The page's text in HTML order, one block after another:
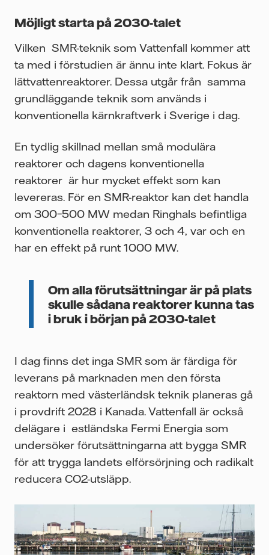
Möjligt starta på 2030-talet
Vilken SMR-teknik som Vattenfall kommer att
ta med i förstudien är ännu inte klart. Fokus är
lättvattenreaktorer. Dessa utgår från samma
grundläggande teknik som används i
konventionella kärnkraftverk i Sverige i dag.
En tydlig skillnad mellan små modulära
reaktorer och dagens konventionella
reaktorer är hur mycket effekt som kan
levereras. För en SMR-reaktor kan det handla
om 300–500 MW medan Ringhals befintliga
konventionella reaktorer, 3 och 4, var och en
har en effekt på runt 1000 MW.
Om alla förutsättningar är på plats
skulle sådana reaktorer kunna tas
i bruk i början på 2030-talet
I dag finns det inga SMR som är färdiga för
leverans på marknaden men den första
reaktorn med västerländsk teknik planeras gå
i provdrift 2028 i Kanada. Vattenfall är också
delägare i estländska Fermi Energia som
undersöker förutsättningarna att bygga SMR
för att trygga landets elförsörjning och radikalt
reducera CO2-utsläpp.